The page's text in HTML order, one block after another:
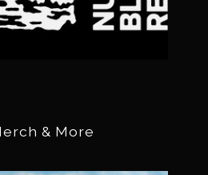
& More